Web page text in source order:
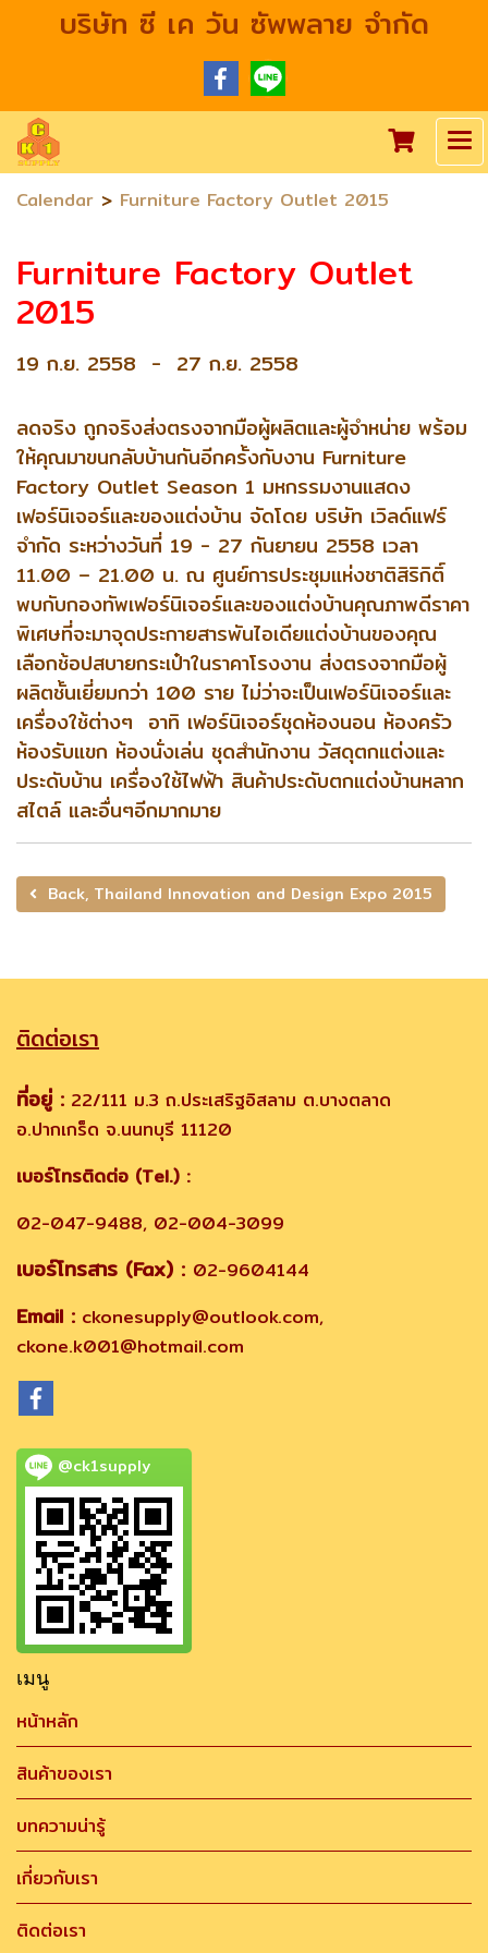
บริษัท ซี เค วัน ซัพพลาย จำกัด
Calendar > Furniture Factory Outlet 2015
Furniture Factory Outlet
2015
19 ก.ย. 2558 - 27 ก.ย. 2558
ลดจริง ถูกจริงส่งตรงจากมือผู้ผลิตและผู้จำหน่าย พร้อม
ให้คุณมาขนกลับบ้านกันอีกครั้งกับงาน Furniture
Factory Outlet Season 1 มหกรรมงานแสดง
เฟอร์นิเจอร์และของแต่งบ้าน จัดโดย บริษัท เวิลด์แฟร์
จำกัด ระหว่างวันที่ 19 - 27 กันยายน 2558 เวลา
11.00 – 21.00 น. ณ ศูนย์การประชุมแห่งชาติสิริกิติ์
พบกับกองทัพเฟอร์นิเจอร์และของแต่งบ้านคุณภาพดีราคา
พิเศษที่จะมาจุดประกายสารพันไอเดียแต่งบ้านของคุณ
เลือกช้อปสบายกระเป๋าในราคาโรงงาน ส่งตรงจากมือผู้
ผลิตชั้นเยี่ยมกว่า 100 ราย ไม่ว่าจะเป็นเฟอร์นิเจอร์และ
เครื่องใช้ต่างๆ อาทิ เฟอร์นิเจอร์ชุดห้องนอน ห้องครัว
ห้องรับแขก ห้องนั่งเล่น ชุดสำนักงาน วัสดุตกแต่งและ
ประดับบ้าน เครื่องใช้ไฟฟ้า สินค้าประดับตกแต่งบ้านหลาก
สไตล์ และอื่นๆอีกมากมาย
Back, Thailand Innovation and Design Expo 2015
ติดต่อเรา
ที่อยู่ : 22/111 ม.3 ถ.ประเสริฐอิสลาม ต.บางตลาด
อ.ปากเกร็ด จ.นนทบุรี 11120
เบอร์โทรติดต่อ (Tel.) :
02-047-9488, 02-004-3099
เบอร์โทรสาร (Fax) : 02-9604144
Email : ckonesupply@outlook.com,
ckone.k001@hotmail.com
@ck1supply
เมนู
หน้าหลัก
สินค้าของเรา
บทความน่ารู้
เกี่ยวกับเรา
ติดต่อเรา